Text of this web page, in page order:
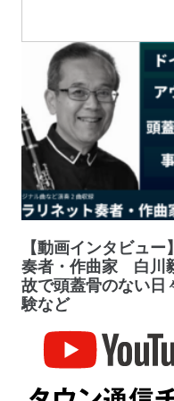
【動画インタビュ
奏者・作曲家 白川
故で頭蓋骨のない日
験など